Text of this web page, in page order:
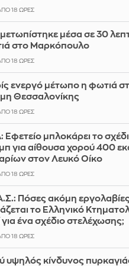
18 ΏΡΕΣ
μέσα σε 30
στο Μαρκόπουλο
18 ΏΡΕΣ
ενεργό μέτωπο η φωτιά
Θεσσαλονίκης
18 ΏΡΕΣ
Εφετείο μπλοκάρει το
για αίθουσα χορού 400
στον Λευκό Οίκο
18 ΏΡΕΣ
Πόσες ακόμη εργολαβίες
το Ελληνικό
για ένα σχέδιο στελέχωσης;
18 ΏΡΕΣ
υψηλός κίνδυνος